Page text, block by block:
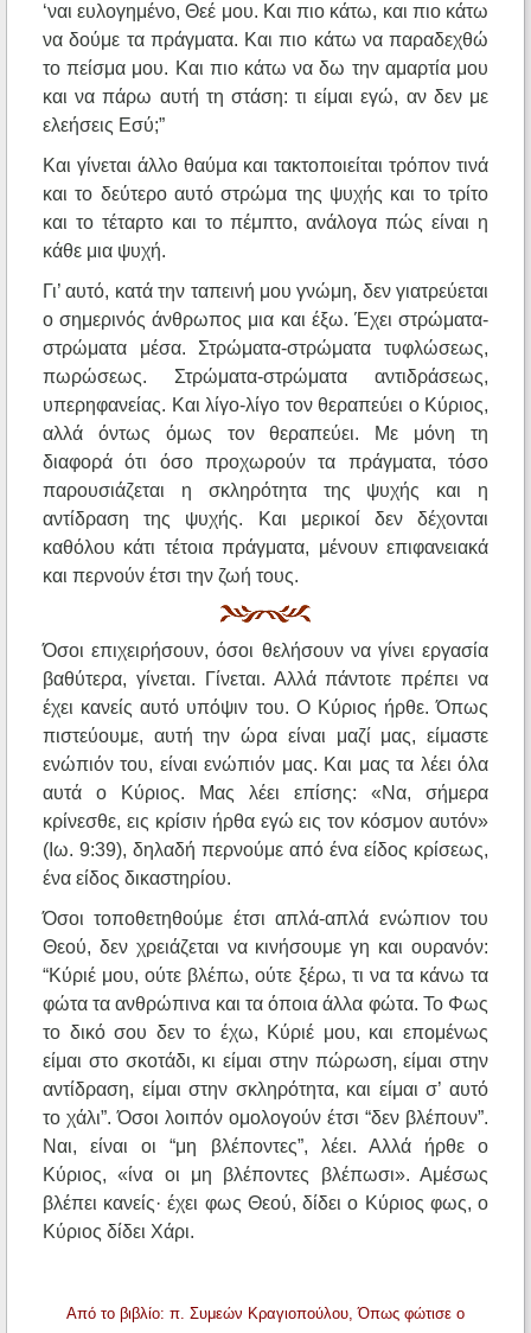
‘ναι ευλογημένο, Θεέ μου. Και πιο κάτω, και πιο κάτω
να δούμε τα πράγματα. Και πιο κάτω να παραδεχθώ
το πείσμα μου. Και πιο κάτω να δω την αμαρτία μου
και να πάρω αυτή τη στάση: τι είμαι εγώ, αν δεν με
ελεήσεις Εσύ;”
Και γίνεται άλλο θαύμα και τακτοποιείται τρόπον τινά
και το δεύτερο αυτό στρώμα της ψυχής και το τρίτο
και το τέταρτο και το πέμπτο, ανάλογα πώς είναι η
κάθε μια ψυχή.
Γι’ αυτό, κατά την ταπεινή μου γνώμη, δεν γιατρεύεται
ο σημερινός άνθρωπος μια και έξω. Έχει στρώματα-
στρώματα μέσα. Στρώματα-στρώματα τυφλώσεως,
πωρώσεως. Στρώματα-στρώματα αντιδράσεως,
υπερηφανείας. Και λίγο-λίγο τον θεραπεύει ο Κύριος,
αλλά όντως όμως τον θεραπεύει. Με μόνη τη
διαφορά ότι όσο προχωρούν τα πράγματα, τόσο
παρουσιάζεται η σκληρότητα της ψυχής και η
αντίδραση της ψυχής. Και μερικοί δεν δέχονται
καθόλου κάτι τέτοια πράγματα, μένουν επιφανειακά
και περνούν έτσι την ζωή τους.
Όσοι επιχειρήσουν, όσοι θελήσουν να γίνει εργασία
βαθύτερα, γίνεται. Γίνεται. Αλλά πάντοτε πρέπει να
έχει κανείς αυτό υπόψιν του. Ο Κύριος ήρθε. Όπως
πιστεύουμε, αυτή την ώρα είναι μαζί μας, είμαστε
ενώπιόν του, είναι ενώπιόν μας. Και μας τα λέει όλα
αυτά ο Κύριος. Μας λέει επίσης: «Να, σήμερα
κρίνεσθε, εις κρίσιν ήρθα εγώ εις τον κόσμον αυτόν»
(Ιω. 9:39), δηλαδή περνούμε από ένα είδος κρίσεως,
ένα είδος δικαστηρίου.
Όσοι τοποθετηθούμε έτσι απλά-απλά ενώπιον του
Θεού, δεν χρειάζεται να κινήσουμε γη και ουρανόν:
“Κύριέ μου, ούτε βλέπω, ούτε ξέρω, τι να τα κάνω τα
φώτα τα ανθρώπινα και τα όποια άλλα φώτα. Το Φως
το δικό σου δεν το έχω, Κύριέ μου, και επομένως
είμαι στο σκοτάδι, κι είμαι στην πώρωση, είμαι στην
αντίδραση, είμαι στην σκληρότητα, και είμαι σ’ αυτό
το χάλι”. Όσοι λοιπόν ομολογούν έτσι “δεν βλέπουν”.
Ναι, είναι οι “μη βλέποντες”, λέει. Αλλά ήρθε ο
Κύριος, «ίνα οι μη βλέποντες βλέπωσι». Αμέσως
βλέπει κανείς· έχει φως Θεού, δίδει ο Κύριος φως, ο
Κύριος δίδει Χάρι.
Από το βιβλίο: π. Συμεών Κραγιοπούλου, Όπως φώτισε ο